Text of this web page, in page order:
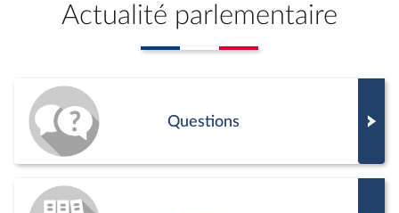
Actualité parlementaire
Questions